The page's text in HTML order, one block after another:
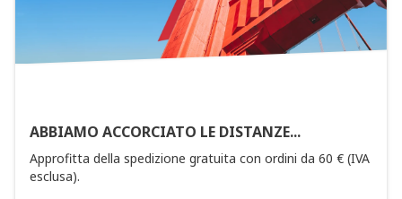
ABBIAMO ACCORCIATO LE DISTANZE...
Approfitta della spedizione gratuita con ordini da 60 € (IVA
esclusa).